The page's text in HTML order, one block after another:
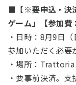
■【※要申込・決
ゲーム」【参加
・日時：8月9日
参加いただく必要
・場所：
・要事前決済。